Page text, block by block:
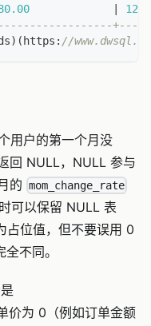
) ( https: //
用户的第一个月没
回 NULL，NULL 参与
的 mom_change_rate
可以保留 NULL 表
占位值，但不要误用 0
不同。
价为 0（例如订单金额